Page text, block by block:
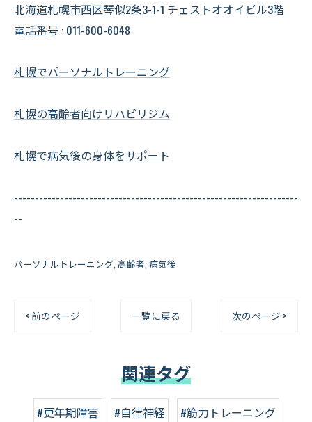
北海道札幌市西区琴似2条3-1-1 チェストオオイビル3階
電話番号 : 011-600-6048
札幌でパーソナルトレーニング
札幌の高齢者向けリハビリジム
札幌で病気後の身体をサポート
--------------------------------------------------------------------
--
パーソナルトレーニング 高齢者 病気後
< 前のページ 一覧に戻る 次のページ >
関連タグ
#更年期障害 #自律神経
#筋力トレーニング